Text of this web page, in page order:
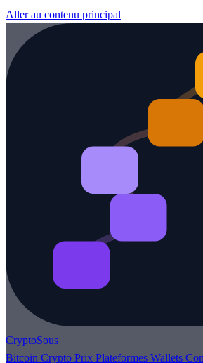
Aller au contenu principal
CryptoSous
Bitcoin Crypto Prix Plateformes Wallets